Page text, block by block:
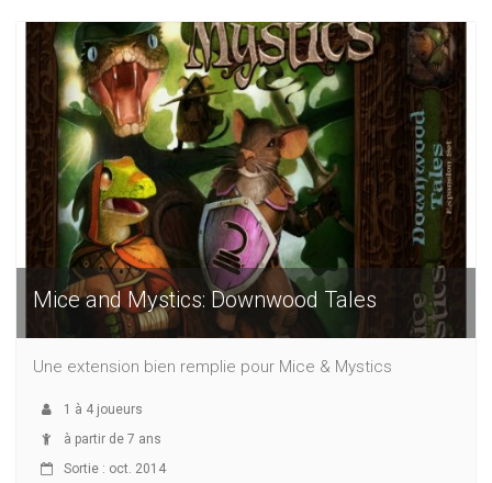
Mice and Mystics: Downwood Tales
Une extension bien remplie pour Mice & Mystics
1 à 4 joueurs
à partir de 7 ans
Sortie : oct. 2014